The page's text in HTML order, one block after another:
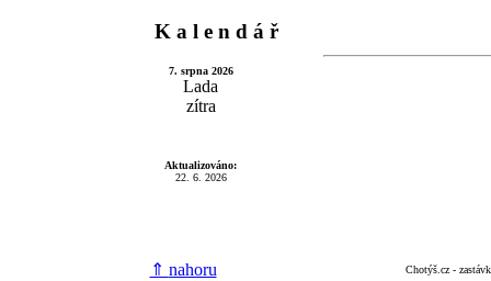
K a l e n d á ř
7. srpna 2026
Lada
zítra
Aktualizováno:
22. 6. 2026
⇑ nahoru Chotýš.cz -